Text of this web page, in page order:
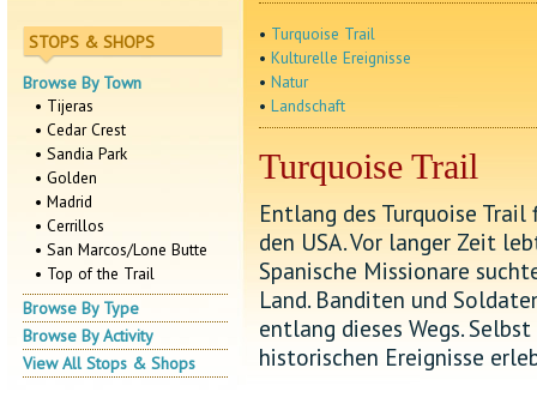
STOPS & SHOPS
Browse By Town
• Tijeras
• Cedar Crest
• Sandia Park
• Golden
• Madrid
• Cerrillos
• San Marcos/Lone Butte
• Top of the Trail
Browse By Type
Browse By Activity
View All Stops & Shops
• Turquoise Trail
• Kulturelle Ereignisse
• Natur
• Landschaft
Turquoise Trail
Entlang des Turquoise
den USA. Vor langer Zeit
Spanische Missionare
Land. Banditen und
entlang dieses Wegs.
historischen Ereignisse